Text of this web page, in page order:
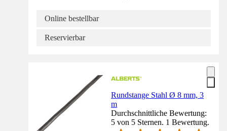
Online bestellbar
Reservierbar
Rundstange Stahl Ø 8 mm, 3
m
Durchschnittliche Bewertung:
5 von 5 Sternen. 1 Bewertung.